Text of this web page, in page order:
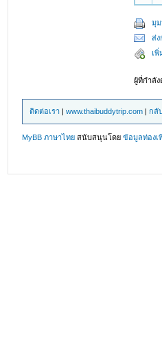
มุ
ส่ง
เพิ่
ผู้ที่กำลัง
ติดต่อเรา |www.thaibuddytrip.com |กลั
MyBB ภาษาไทย สนับสนุนโดยข้อมูลท่องเ